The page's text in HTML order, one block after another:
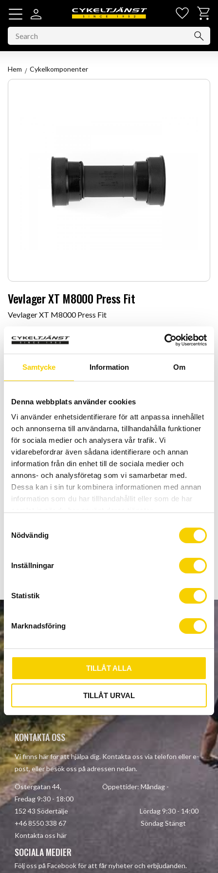
Samtycke Information Om
Denna webbplats använder cookies
Vi använder enhetsidentifierare för att anpassa innehållet
och annonserna till användarna, tillhandahålla funktioner
för sociala medier och analysera vår trafik. Vi
vidarebefordrar även sådana identifierare och annan
information från din enhet till de sociala medier och
annons- och analysföretag som vi samarbetar med.
Dessa kan i sin tur kombinera informationen med annan
information som du har tillhandahållit eller som de har
s
v
a
l
Nödvändig
Inställningar
Statistik
Marknadsföring
TILLÅT ALLA
TILLÅT URVAL
Menu
Basket
Hem Cykelkomponenter
Vevlager XT M8000 Press Fit
Vevlager XT M8000 Press Fit
329:-
+
-
BUY
Certifierad cykelservice & Shimano Service Center
Allt inom cykel på ett ställe
Kunnig personal och hög kundnöjdhet
Article SKU
IBBMT800PA
Tillverkat i fiberförstärkt polymer-material som både
minskar risken för jobbiga ljud från ramen och slitage som
Your personal information is processed in accordance with our
KONTAKTA OSS
Vi finns här för att hjälpa dig. Kontakta oss via telefon eller e-
post, eller besök oss på adressen nedan.
Östergatan 44, Öppettider: Måndag -
Fredag 9:30 - 18:00
152 43 Södertälje Lördag 9:30 - 14:00
+46 8550 338 67 Söndag Stängt
Kontakta oss här
SOCIALA MEDIER
Följ oss på Facebook för att får nyheter och erbjudanden.